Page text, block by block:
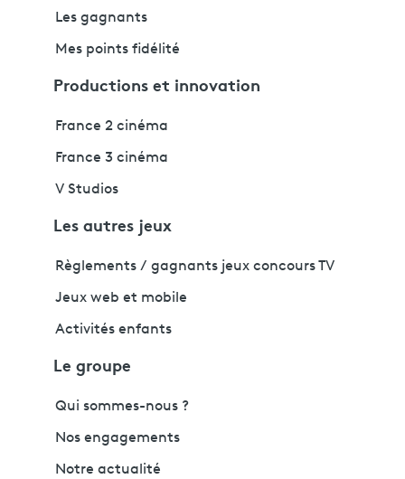
Les gagnants
Mes points fidélité
Productions et innovation
France 2 cinéma
France 3 cinéma
V Studios
Les autres jeux
Règlements / gagnants jeux concours TV
Jeux web et mobile
Activités enfants
Le groupe
Qui sommes-nous ?
Nos engagements
Notre actualité